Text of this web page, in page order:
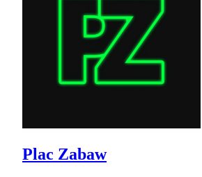
Plac Zabaw